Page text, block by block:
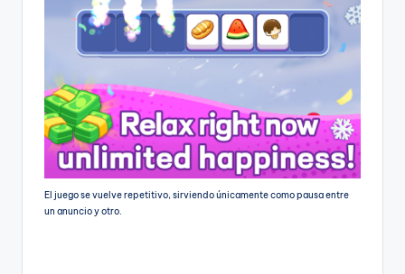
El juego se vuelve repetitivo, sirviendo únicamente como pausa entre
un anuncio y otro.